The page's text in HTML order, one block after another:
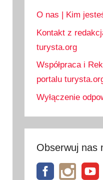
O nas | Kim
Kontakt z
turysta.org
Współpraca i
portalu
Wyłączenie
Obserwuj nas